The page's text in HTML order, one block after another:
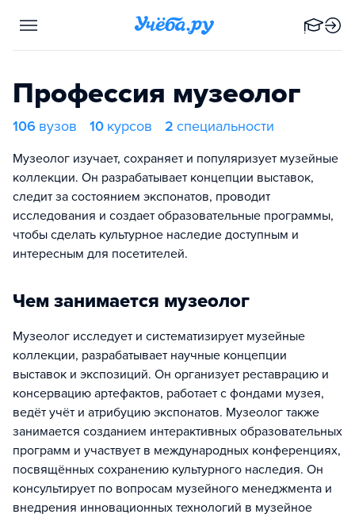
Профессия музеолог
106 вузов 10 курсов 2 специальности
Музеолог изучает, сохраняет и популяризует музейные
коллекции. Он разрабатывает концепции выставок,
следит за состоянием экспонатов, проводит
исследования и создает образовательные программы,
чтобы сделать культурное наследие доступным и
интересным для посетителей.
Чем занимается музеолог
Музеолог исследует и систематизирует музейные
коллекции, разрабатывает научные концепции
выставок и экспозиций. Он организует реставрацию и
консервацию артефактов, работает с фондами музея,
ведёт учёт и атрибуцию экспонатов. Музеолог также
занимается созданием интерактивных образовательных
программ и участвует в международных конференциях,
посвящённых сохранению культурного наследия. Он
консультирует по вопросам музейного менеджмента и
внедрения инновационных технологий в музейное